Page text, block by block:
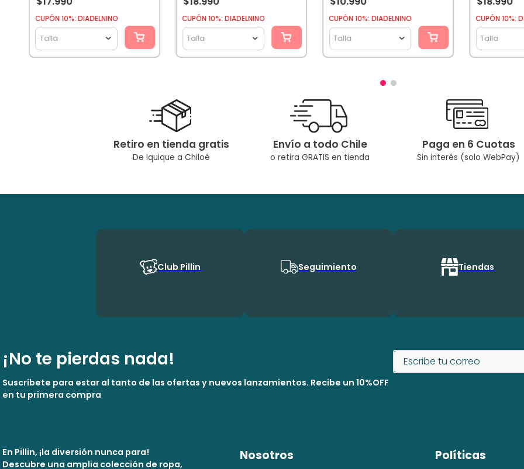
CUPÓN 10%: DIADELNINO
Talla
CUPÓN 10%: DIADELNINO
Talla
CUPÓN 10%: DIADELNINO
Talla
CUPÓN 10%:
Talla
Retiro en tienda gratis
De Iquique a Chiloé
Envío a todo Chile
o retira GRATIS en tienda
Paga en 6 Cuotas
Sin interés (solo WebPay)
Club Pillin Seguimiento Tiendas
¡No te pierdas nada!
Suscríbete para estar al tanto de las ofertas y nuevos lanzamientos. Recibe un 10%OFF
en tu primera compra
En Pillin, ¡la diversión nunca para!
Descubre una amplia colección de ropa,
Nosotros Políticas